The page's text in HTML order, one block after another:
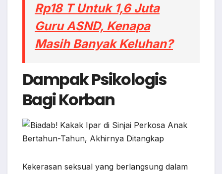
Rp18 T Untuk 1,6 Juta
Guru ASND, Kenapa
Masih Banyak Keluhan?
Dampak Psikologis
Bagi Korban
Kekerasan seksual yang berlangsung dalam